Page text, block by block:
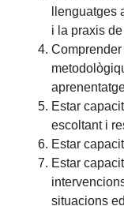
llenguatges
i la praxis
Estar
escoltant i
Estar
Estar
situacions